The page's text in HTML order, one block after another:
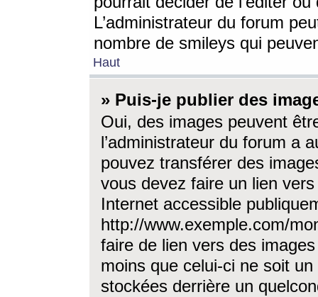
L’administrateur du forum
nombre de smileys qui
Haut
» Puis-je publier des
Oui, des images peuvent
l’administrateur du forum a
pouvez transférer des
vous devez faire un lien
Internet accessible
http://www.exemple.com/
faire de lien vers des
moins que celui-ci ne soit
stockées derrière un